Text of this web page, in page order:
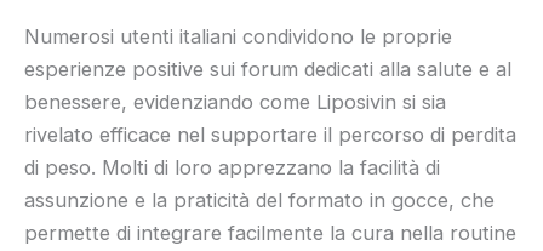
Numerosi utenti italiani condividono le proprie
esperienze positive sui forum dedicati alla salute e al
benessere, evidenziando come Liposivin si sia
rivelato efficace nel supportare il percorso di perdita
di peso. Molti di loro apprezzano la facilità di
assunzione e la praticità del formato in gocce, che
permette di integrare facilmente la cura nella routine